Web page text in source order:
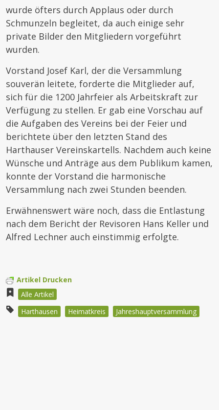
wurde öfters durch Applaus oder durch
Schmunzeln begleitet, da auch einige sehr
private Bilder den Mitgliedern vorgeführt
wurden.
Vorstand Josef Karl, der die Versammlung
souverän leitete, forderte die Mitglieder auf,
sich für die 1200 Jahrfeier als Arbeitskraft zur
Verfügung zu stellen. Er gab eine Vorschau auf
die Aufgaben des Vereins bei der Feier und
berichtete über den letzten Stand des
Harthauser Vereinskartells. Nachdem auch keine
Wünsche und Anträge aus dem Publikum kamen,
konnte der Vorstand die harmonische
Versammlung nach zwei Stunden beenden.
Erwähnenswert wäre noch, dass die Entlastung
nach dem Bericht der Revisoren Hans Keller und
Alfred Lechner auch einstimmig erfolgte.
Artikel Drucken
Alle Artikel
Harthausen
Heimatkreis Jahreshauptversammlung